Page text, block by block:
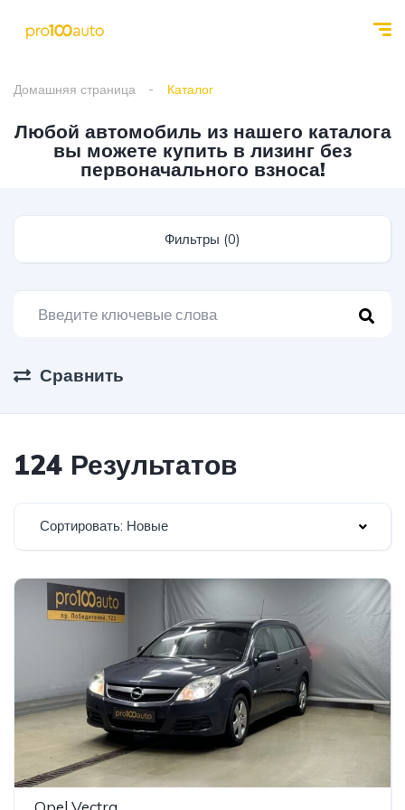
Домашняя страница Каталог
Любой автомобиль из нашего каталога
вы можете купить в лизинг без
первоначального взноса!
Фильтры (0)
Сравнить
124 Результатов
Сортировать: Новые